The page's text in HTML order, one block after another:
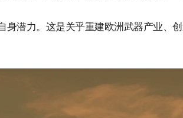
身潜力。这是关乎重建欧洲武器产业、